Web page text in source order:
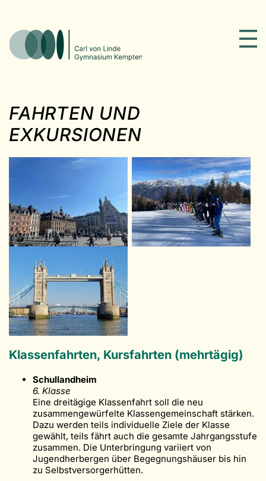
FAHRTEN UND
EXKURSIONEN
Klassenfahrten, Kursfahrten (mehrtägig)
Schullandheim
6. Klasse
Eine dreitägige Klassenfahrt soll die neu
zusammengewürfelte Klassengemeinschaft stärken.
Dazu werden teils individuelle Ziele der Klasse
gewählt, teils fährt auch die gesamte Jahrgangsstufe
zusammen. Die Unterbringung variiert von
Jugendherbergen über Begegnungshäuser bis hin
zu Selbstversorgerhütten.